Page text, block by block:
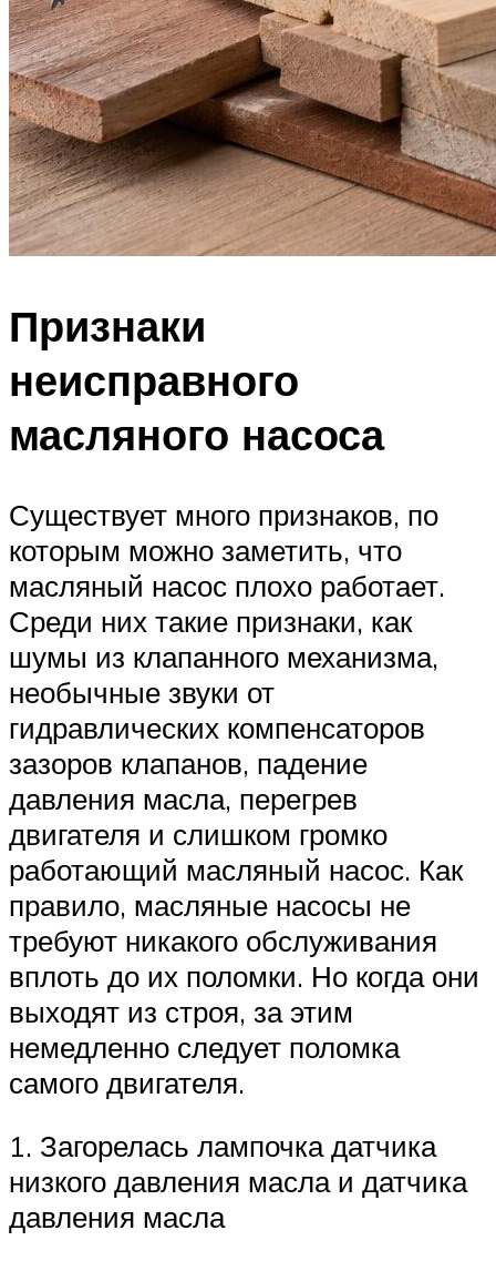
Признаки
неисправного
масляного насоса
Существует много признаков, по
которым можно заметить, что
масляный насос плохо работает.
Среди них такие признаки, как
шумы из клапанного механизма,
необычные звуки от
гидравлических компенсаторов
зазоров клапанов, падение
давления масла, перегрев
двигателя и слишком громко
работающий масляный насос. Как
правило, масляные насосы не
требуют никакого обслуживания
вплоть до их поломки. Но когда они
выходят из строя, за этим
немедленно следует поломка
самого двигателя.
1. Загорелась лампочка датчика
низкого давления масла и датчика
давления масла